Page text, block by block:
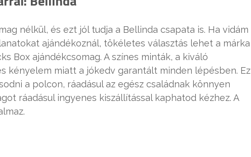
nélkül, és ezt jól tudja a Bellinda csapata is. Ha vidám
ajándékoznál, tökéletes választás lehet a márka
Box ajándékcsomag. A színes minták, a kiváló
kényelem miatt a jókedv garantált minden lépésben. Ez
a polcon, ráadásul az egész családnak könnyen
ráadásul ingyenes kiszállítással kaphatod kézhez. A